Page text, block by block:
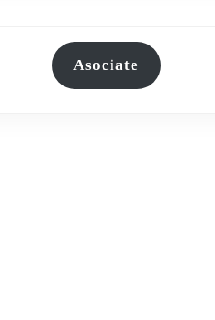
Asociate